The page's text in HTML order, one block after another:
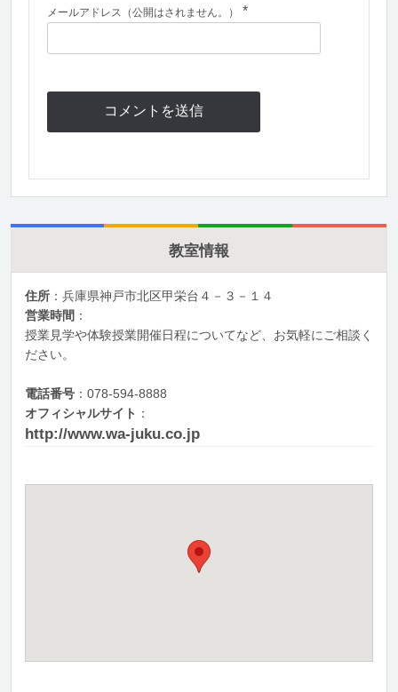
メールアドレス（公開はされません。） *
教室情報
住所 ：兵庫県神戸市北区甲栄台４－３－１４
営業時間 ：
授業見学や体験授業開催日程についてなど、お気軽にご相談く
ださい。
電話番号 ：078-594-8888
オフィシャルサイト ：
http://www.wa-juku.co.jp